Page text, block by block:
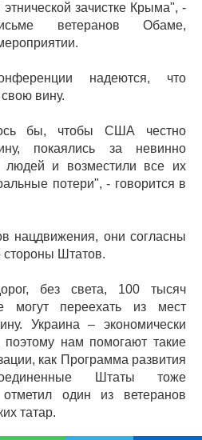
зачистке Крыма", -
ветеранов Обаме,
надеются, что
вину.
бы, чтобы США честно
покаялись за невинно
людей и возместили все их
потери", - говорится в
нацдвижения, они согласны
Штатов.
без света, 100 тысяч
могут переехать из мест
Украина – экономически
поэтому нам помогают такие
как Программа развития
Штаты тоже
один из ветеранов
татар.